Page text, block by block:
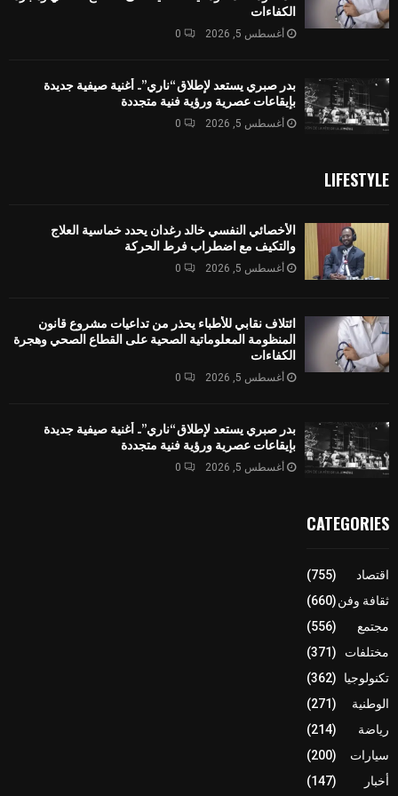
الكفاءات
أغسطس 5, 2026 0
بدر صبري يستعد لإطلاق “ناري”.. أغنية صيفية جديدة
بإيقاعات عصرية ورؤية فنية متجددة
أغسطس 5, 2026 0
LIFESTYLE
الأخصائي النفسي خالد رغدان يحدد خماسية العلاج
والتكيف مع اضطراب فرط الحركة
أغسطس 5, 2026 0
ائتلاف نقابي للأطباء يحذر من تداعيات مشروع قانون
المنظومة المعلوماتية الصحية على القطاع الصحي وهجرة
الكفاءات
أغسطس 5, 2026 0
بدر صبري يستعد لإطلاق “ناري”.. أغنية صيفية جديدة
بإيقاعات عصرية ورؤية فنية متجددة
أغسطس 5, 2026 0
CATEGORIES
اقتصاد
(755)
ثقافة وفن(660)
مجتمع
(556)
مختلفات
(371)
تكنولوجيا
(362)
الوطنية
(271)
رياضة
(214)
سيارات
(200)
أخبار
(147)